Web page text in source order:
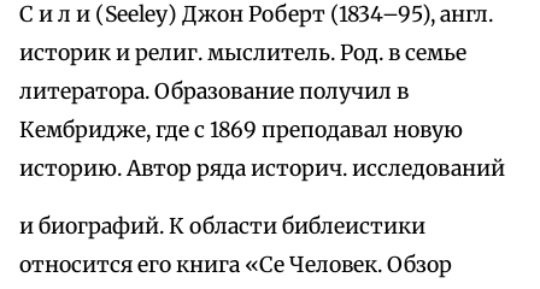
С и л и (Seeley) Джон Роберт (1834–95), англ.
историк и религ. мыслитель. Род. в семье
литератора. Образование получил в
Кембридже, где с 1869 преподавал новую
историю. Автор ряда историч. исследований
и биографий. К области библеистики
относится его книга «Се Человек. Обзор